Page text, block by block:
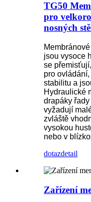
TG50
pro
nosných
jsou vysoce
se
pro
stabilitu a
Hydraulické
drapáky
vyžadují
zvláště
vysokou
nebo v
dotazdetail
Zařízení